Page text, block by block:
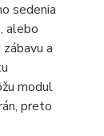
sedenia
alebo
a
modul
preto